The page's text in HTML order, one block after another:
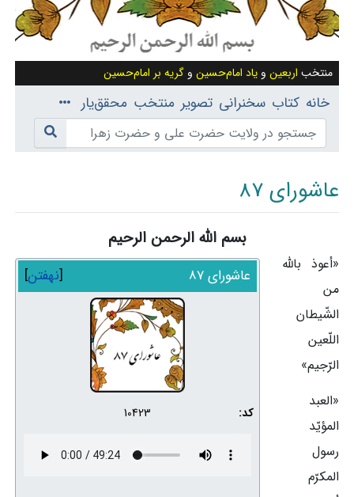
منتخب اربعین و یاد امام‌حسین و گریه بر امام‌حسین
خانه کتاب سخنرانی تصویر منتخب محقق‌یار
عاشورای 87
جستجو
بسم الله الرحمن الرحیم
نهفتن عاشورای 87
کد: 10423
«أعوذ بالله
من
الشّیطان
اللّعین
الرّجیم»
«العبد
المؤیّد
رسول
المکرّم